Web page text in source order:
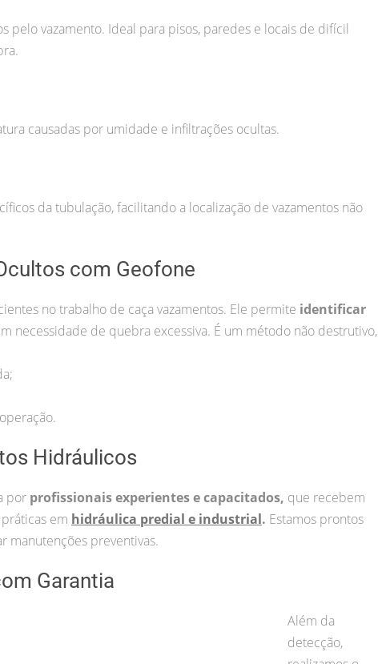
pelo vazamento. Ideal para pisos, paredes e locais de difícil
causadas por umidade e infiltrações ocultas.
da tubulação, facilitando a localização de vazamentos não
com Geofone
no trabalho de caça vazamentos. Ele permite identificar
necessidade de quebra excessiva. É um método não destrutivo,
Hidráulicos
por profissionais experientes e capacitados, que recebem
em hidráulica predial e industrial. Estamos prontos
manutenções preventivas.
Garantia
Além da
detecção,